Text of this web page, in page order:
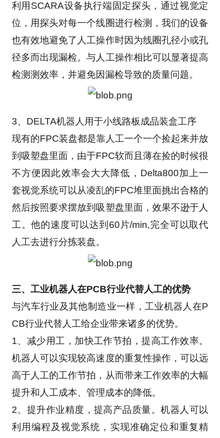
利用SCARA设备执行端固定探头，通过视觉定
位，用探头对每一个线圈进行检测，我们的设备
也有效地避免了人工操作时因为线圈孔径小或孔
径多而出现漏检。与人工操作相比可以显著提高
检测测效率，并避免因漏检导致的质量问题。
3、DELTA机器人用于小线路板成品装盒工序
现有的FPC装盘都是靠人工一个一个捡起来并放
到吸塑盘里面，由于FPC软而且薄在捡的时候很
不方便因此效率会大大降低，Delta800加上一
套视觉系统可以从凌乱的FPC堆里面挑出合格的
然后按照要求摆放到吸塑盘里面，效果不逊于人
工。他的速度可以达到60片/min,完全可以取代
人工去进行分拣装盘。
三、工业机器人在PCB行业代替人工的优势
与汽车行业及其他制造业一样，工业机器人在P
CB行业代替人工给企业带来诸多的优势。
1、减少用工，加快工作节拍，提高工作效率。
机器人可以实现较高速度的重复性操作，可以远
高于人工的工作节拍，从而带来工作效率的大幅
提升和人工成本、管理成本的降低。
2、提升作业精度，提高产品质量。机器人可以
利用编程及视觉系统，实现准确定位和重复精